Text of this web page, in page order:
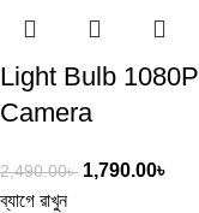
Light Bulb
Camera
2,490.00৳ 1,790.00৳
ব্যাগে রাখুন